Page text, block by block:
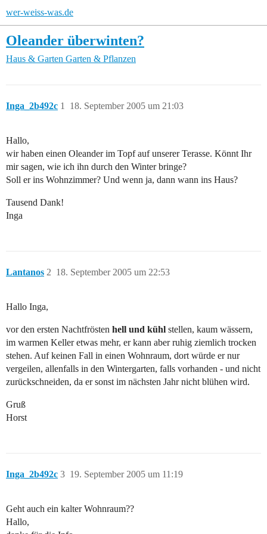
wer-weiss-was.de
Oleander überwinten?
Haus & Garten Garten & Pflanzen
Inga_2b492c 18. September 2005 um 21:03
1
Hallo,
wir haben einen Oleander im Topf auf unserer Terasse. Könnt Ihr
mir sagen, wie ich ihn durch den Winter bringe?
Soll er ins Wohnzimmer? Und wenn ja, dann wann ins Haus?
Tausend Dank!
Inga
Lantanos 18. September 2005 um 22:53
2
Hallo Inga,
vor den ersten Nachtfrösten hell und kühl stellen, kaum wässern,
im warmen Keller etwas mehr, er kann aber ruhig ziemlich trocken
stehen. Auf keinen Fall in einen Wohnraum, dort würde er nur
vergeilen, allenfalls in den Wintergarten, falls vorhanden - und nicht
zurückschneiden, da er sonst im nächsten Jahr nicht blühen wird.
Gruß
Horst
Inga_2b492c 19. September 2005 um 11:19
3
Geht auch ein kalter Wohnraum??
Hallo,